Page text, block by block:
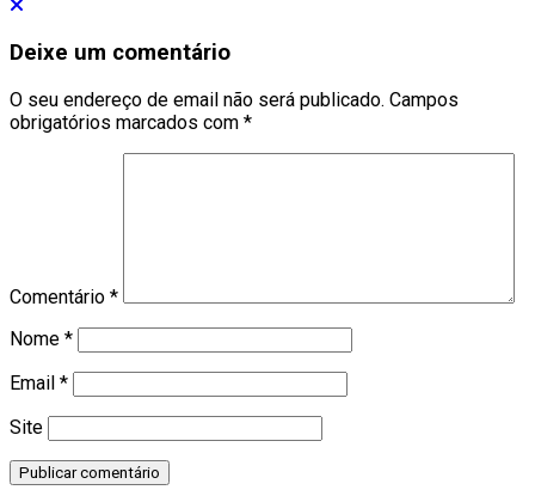
Deixe um comentário
O seu endereço de email não será publicado. Campos
obrigatórios marcados com *
Comentário *
Nome *
Email *
Site